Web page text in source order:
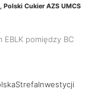
Polski Cukier AZS UMCS
EBLK pomiędzy BC